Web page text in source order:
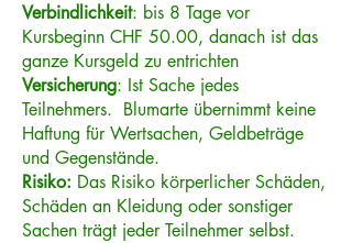
Verbindlichkeit: bis 8 Tage vor
Kursbeginn CHF 50.00, danach ist das
ganze Kursgeld zu entrichten
Versicherung: Ist Sache jedes
Teilnehmers. Blumarte übernimmt keine
Haftung für Wertsachen, Geldbeträge
und Gegenstände.
Risiko: Das Risiko körperlicher Schäden,
Schäden an Kleidung oder sonstiger
Sachen trägt jeder Teilnehmer selbst.